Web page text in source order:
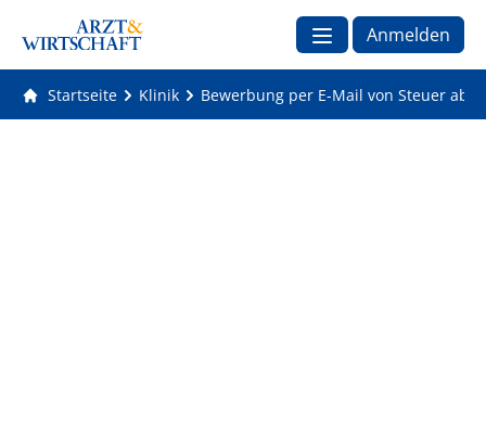
Anmelden
Startseite Klinik Bewerbung per E-Mail von Steuer